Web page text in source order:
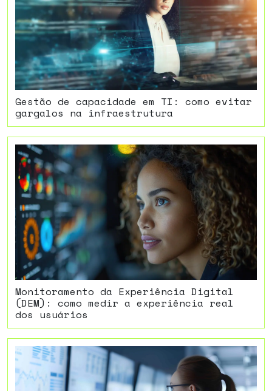
Gestão de capacidade em TI: como evitar
gargalos na infraestrutura
Monitoramento da Experiência Digital
(DEM): como medir a experiência real
dos usuários